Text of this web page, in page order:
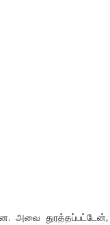
அவை துரத்தப்பட்டேன்,